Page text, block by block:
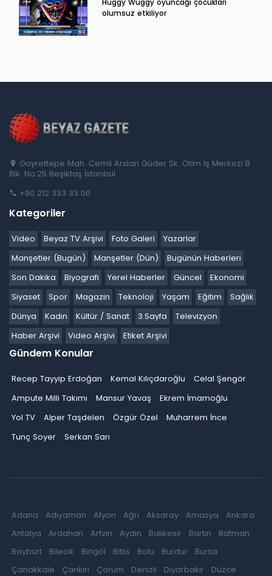
Huggy Wuggy oyuncağı çocukları
olumsuz etkiliyor
Gayrettepe Mah. Cemil Arslan Güder Sk. Otim İş Merkezi B
Blk. No:25 Beşiktaş İstanbul
+90 212 333 33 00
Kategoriler
Video Beyaz TV Arşivi Foto Galeri
Yazarlar
Manşetler (Bugün)
Manşetler (Dün)
Bugünün Haberleri
Son Dakika
Biyografi Yerel Haberler Güncel
Ekonomi
Siyaset
Spor Magazin Teknoloji Yaşam Eğitim
Sağlık
Dünya
Kadın Kültür / Sanat 3.Sayfa
Televizyon
Haber Arşivi
Video Arşivi Etiket Arşivi
Gündem Konular
Recep Tayyip Erdoğan Kemal Kılıçdaroğlu
Celal Şengör
Ampute Milli Takımı
Mansur Yavaş
Ekrem İmamoğlu
Yol TV
Alper Taşdelen Özgür Özel
Muharrem İnce
Tunç Soyer
Serkan Sarı
Adana Adıyaman Afyon Ağrı Aksaray Amasya
Ankara
Antalya
Ardahan Artvin Aydın Balıkesir Bartın
Batman
Bayburt
Bilecik Bingöl Bitlis Bolu Burdur
Bursa
Çanakkale
Çankırı Çorum Denizli Diyarbakır
Düzce